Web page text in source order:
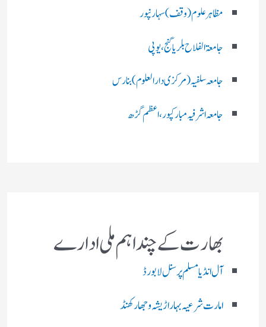
مظاہرعلوم (وقف)سہارنپور
جامعۃ الفلاح بلریاگنج،یوپی
جامعہ سلفیہ(مرکزی دارالعلوم )بنارس
جامعہ اشرفیہ مبارکپور،اعظم گڑھ
بھارت کے چند اہم ملی ادارے
آل انڈیا مسلم پرسنل لا بورڈ
امارت شرعیہ بہار اڑیشہ و جھارکھنڈ